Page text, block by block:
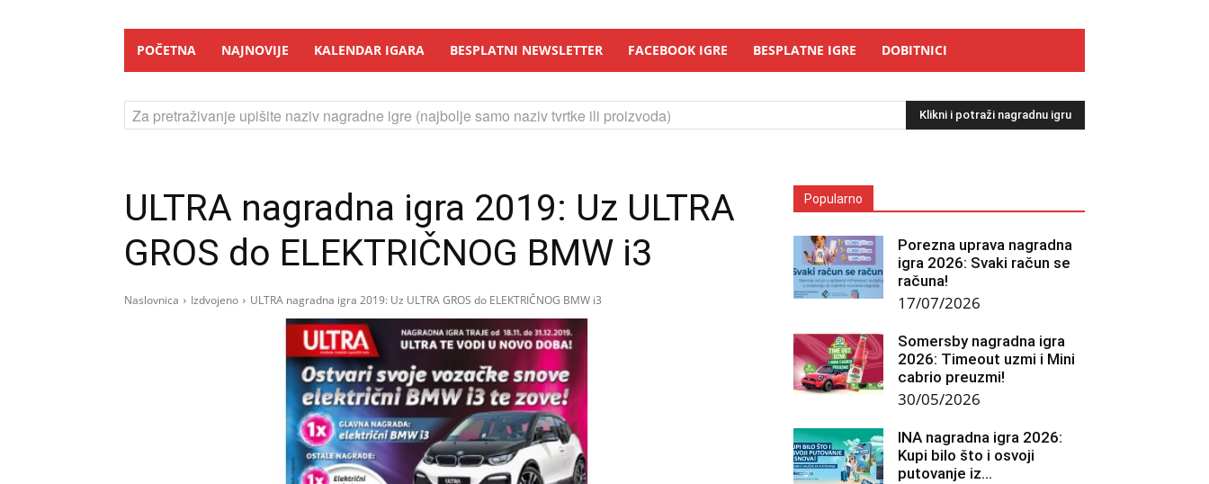
POČETNA NAJNOVIJE KALENDAR IGARA BESPLATNI NEWSLETTER FACEBOOK IGRE BESPLATNE IGRE DOBITNICI
Za pretraživanje upišite naziv nagradne igre (najbolje samo naziv tvrtke ili proizvoda) Klikni i potraži nagradnu igru
ULTRA nagradna igra 2019: Uz ULTRA
GROS do ELEKTRIČNOG BMW i3
Naslovnica Izdvojeno ULTRA nagradna igra 2019: Uz ULTRA GROS do ELEKTRIČNOG BMW i3
Popularno
Porezna uprava nagradna
igra 2026: Svaki račun se
računa!
17/07/2026
Somersby nagradna igra
2026: Timeout uzmi i Mini
cabrio preuzmi!
30/05/2026
INA nagradna igra 2026:
Kupi bilo što i osvoji
putovanje iz...